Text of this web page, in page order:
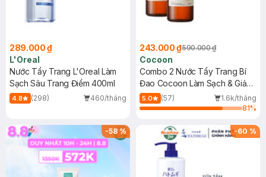
289.000 ₫
L'Oreal
Nước Tẩy Trang L'Oreal Làm
Sạch Sâu Trang Điểm 400ml
4.8 (298) 460/tháng
243.000 ₫590.000 ₫
Cocoon
Combo 2 Nước Tẩy Trang Bí
Đao Cocoon Làm Sạch & Giảm
Dầu 500ml
5.0 (57)
1.6k/tháng
81%
-58% -60 %